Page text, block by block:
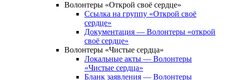
Волонтеры «Открой своё сердце»
Ссылка на группу «Открой своё
сердце»
Документация — Волонтеры «открой
своё сердце»
Волонтеры «Чистые сердца»
Локальные акты — Волонтеры
«Чистые сердца»
Бланк заявления — Волонтеры